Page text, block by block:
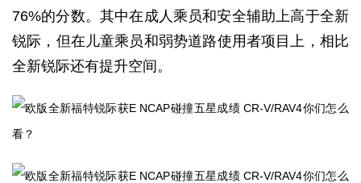
76%的分数。其中在成人乘员和安全辅助上高于全新
锐际，但在儿童乘员和弱势道路使用者项目上，相比
全新锐际还有提升空间。